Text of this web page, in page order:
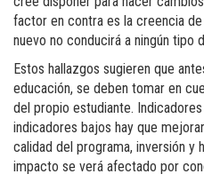
factor en contra es la creencia
nuevo no conducirá a ningún tipo
Estos hallazgos sugieren que
educación, se deben tomar en
del propio estudiante.
indicadores bajos hay que
calidad del programa, inversión y
impacto se verá afectado por